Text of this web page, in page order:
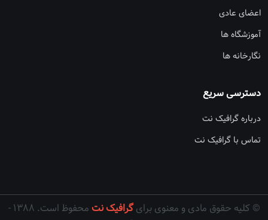
اعضای عادی
آموزشگاه ها
نگارخانه ها
دسترسی سریع
درباره گرافیک نت
تماس با گرافیک نت
© کلیه حقوق مادی و معنوی برایگرافیک نت
محفوظ است. ۱۳۸۸ -